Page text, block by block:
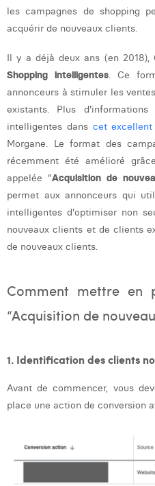
Leonard Dierickx
Linda Kraim
Lisa Protin
Lore Fierens
Lotte Vranckx
Louis Nassogne
Lucas Taels
Manon Houppertz
Margaux Marien
Ninon Chevalier
Olivia Lohest
Sebastiaan Reeskamp
les campagnes de shopping
acquérir de nouveaux clients.
Il y a déjà deux ans (en 2018),
Shopping intelligentes. Ce
annonceurs à stimuler les
existants. Plus
intelligentes dans cet
Morgane. Le format des
récemment été amélioré
appelée "Acquisition de
permet aux annonceurs qui
intelligentes d'optimiser non
nouveaux clients et de clients
de nouveaux clients.
Comment mettre en
“Acquisition de
1. Identification des clients
Avant de commencer, vous
place une action de conversion